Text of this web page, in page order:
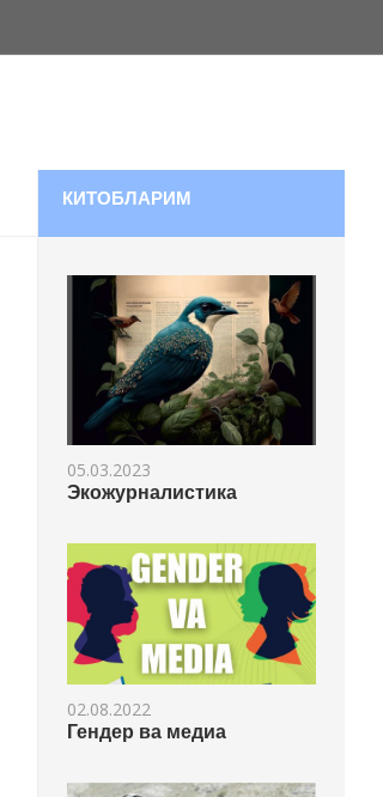
КИТОБЛАРИМ
05.03.2023
Экожурналистика
02.08.2022
Гендер ва медиа